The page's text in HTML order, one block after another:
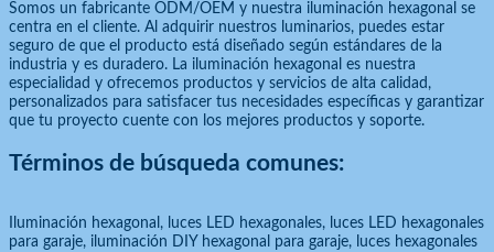
Somos un fabricante ODM/OEM y nuestra iluminación hexagonal se
centra en el cliente. Al adquirir nuestros luminarios, puedes estar
seguro de que el producto está diseñado según estándares de la
industria y es duradero. La iluminación hexagonal es nuestra
especialidad y ofrecemos productos y servicios de alta calidad,
personalizados para satisfacer tus necesidades específicas y garantizar
que tu proyecto cuente con los mejores productos y soporte.
Términos de búsqueda comunes:
Iluminación hexagonal, luces LED hexagonales, luces LED hexagonales
para garaje, iluminación DIY hexagonal para garaje, luces hexagonales